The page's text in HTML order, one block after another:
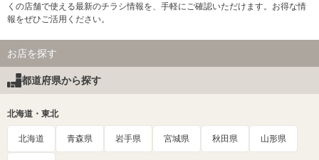
くの店舗で使える最新のチラシ情報を、手軽にご確認いただけます。お得な情
報をぜひご活用ください。
お店を探す
都道府県から探す
北海道・東北
北海道 青森県 岩手県 宮城県 秋田県 山形県